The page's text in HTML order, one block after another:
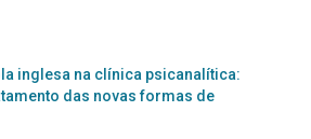
inglesa na clínica psicanalítica:
das novas formas de